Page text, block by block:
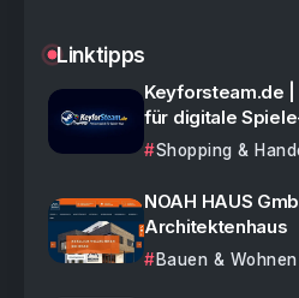
Linktipps
Keyforsteam.de
für digitale
Shopping &
NOAH HAUS
Architektenhaus
Bauen & Wohnen